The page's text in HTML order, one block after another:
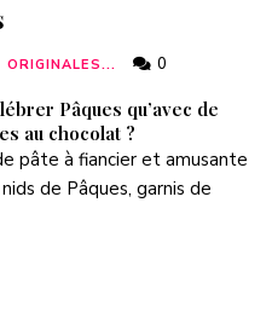
ORIGINALES... 0
Pâques qu’avec de
au chocolat ?
pâte à fiancier et amusante
de Pâques, garnis de